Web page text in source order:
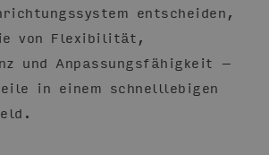
entscheiden,
von Flexibilität,
und Anpassungsfähigkeit –
in einem schnelllebigen